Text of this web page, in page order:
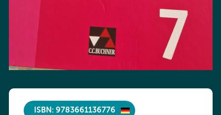
ISBN: 9783661136776